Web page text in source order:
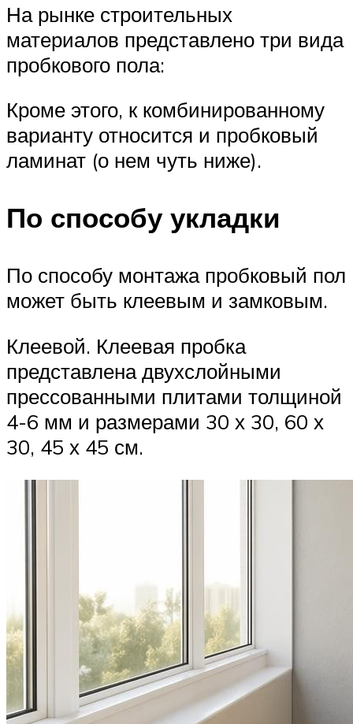
На рынке строительных
материалов представлено три вида
пробкового пола:
Кроме этого, к комбинированному
варианту относится и пробковый
ламинат (о нем чуть ниже).
По способу укладки
По способу монтажа пробковый пол
может быть клеевым и замковым.
Клеевой. Клеевая пробка
представлена двухслойными
прессованными плитами толщиной
4-6 мм и размерами 30 х 30, 60 х
30, 45 х 45 см.